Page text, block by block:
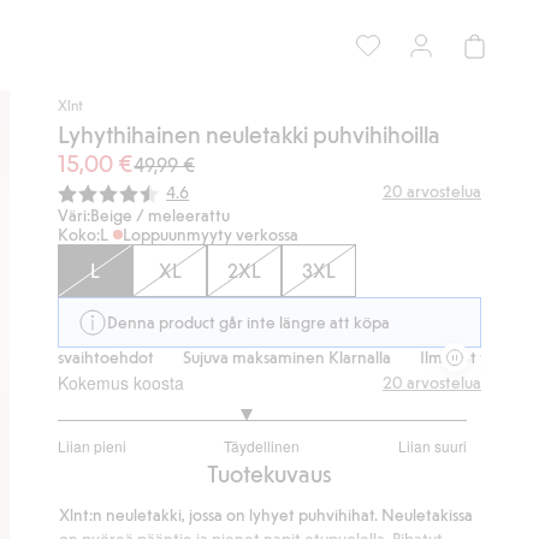
Xlnt
Lyhythihainen neuletakki puhvihihoilla
15,00 €49,99 €
Keskimääräinen luokitus:
4.6 20 arvostelua
Väri:Beige / meleerattu
Koko:L Loppuunmyyty verkossa
L XL 2XL 3XL
Denna product går inte längre att köpa
Sujuva maksaminen Klarnalla Ilmaiset
Kokemus koosta
Liian pieni Täydellinen Liian suuri
/
ääneen
20 arvostelua
Tuotekuvaus
Xlnt:n neuletakki, jossa on lyhyet puhvihihat. Neuletakissa